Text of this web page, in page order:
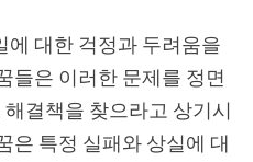
에 대한 걱정과 두려움을
들은 이러한 문제를 정면
결책을 찾으라고 상기시
은 특정 실패와 상실에 대